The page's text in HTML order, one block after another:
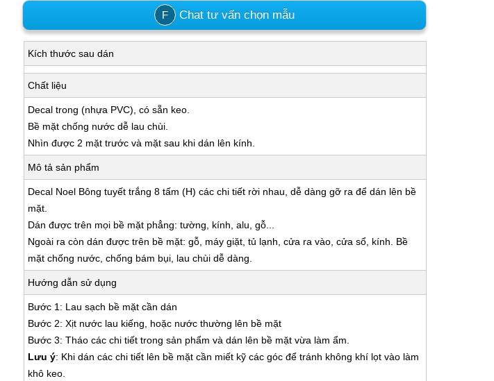
F Chat tư vấn chọn mẫu
Kích thước sau dán
Chất liệu
Decal trong (nhựa PVC), có sẵn keo.
Bề mặt chống nước dễ lau chùi.
Nhìn được 2 mặt trước và mặt sau khi dán lên kính.
Mô tả sản phẩm
Decal Noel Bông tuyết trắng 8 tấm (H) các chi tiết rời nhau, dễ dàng gỡ ra để dán lên bề
mặt.
Dán được trên mọi bề mặt phẳng: tường, kính, alu, gỗ...
Ngoài ra còn dán được trên bề mặt: gỗ, máy giặt, tủ lạnh, cửa ra vào, cửa sổ, kính. Bề
mặt chống nước, chống bám bụi, lau chùi dễ dàng.
Hướng dẫn sử dụng
Bước 1: Lau sạch bề mặt cần dán
Bước 2: Xịt nước lau kiếng, hoặc nước thường lên bề mặt
Bước 3: Tháo các chi tiết trong sản phẩm và dán lên bề mặt vừa làm ẩm.
Lưu ý: Khi dán các chi tiết lên bề mặt cần miết kỹ các góc để tránh không khí lọt vào làm
khô keo.